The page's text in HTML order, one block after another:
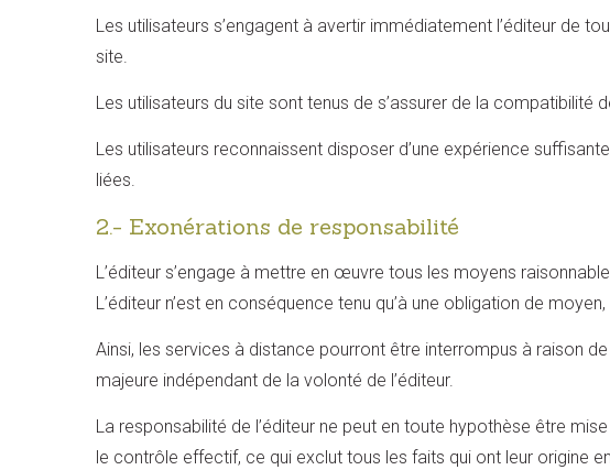
Les utilisateurs s’engagent à avertir immédiatement l’éditeur de
site.
Les utilisateurs du site sont tenus de s’assurer de la compatibilité
Les utilisateurs reconnaissent disposer d’une expérience
liées.
2.- Exonérations de responsabilité
L’éditeur s’engage à mettre en œuvre tous les moyens
L’éditeur n’est en conséquence tenu qu’à une obligation de
Ainsi, les services à distance pourront être interrompus à raison
majeure indépendant de la volonté de l’éditeur.
La responsabilité de l’éditeur ne peut en toute hypothèse être
le contrôle effectif, ce qui exclut tous les faits qui ont leur origine